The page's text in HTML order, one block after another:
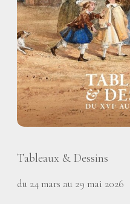
Tableaux & Dessins
du 24 mars au 29 mai 2026